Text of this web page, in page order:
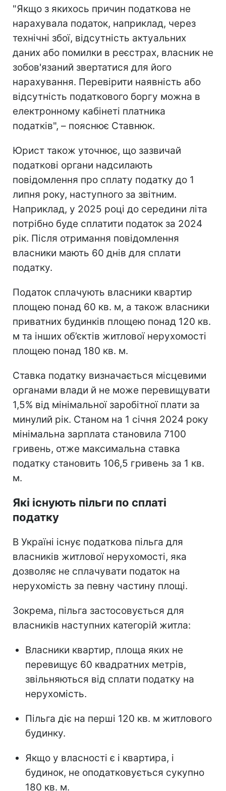
"Якщо з якихось причин податкова не
нарахувала податок, наприклад, через
технічні збої, відсутність актуальних
даних або помилки в реєстрах, власник не
зобов'язаний звертатися для його
нарахування. Перевірити наявність або
відсутність податкового боргу можна в
електронному кабінеті платника
податків", – пояснює Ставнюк.
Юрист також уточнює, що зазвичай
податкові органи надсилають
повідомлення про сплату податку до 1
липня року, наступного за звітним.
Наприклад, у 2025 році до середини літа
потрібно буде сплатити податок за 2024
рік. Після отримання повідомлення
власники мають 60 днів для сплати
податку.
Податок сплачують власники квартир
площею понад 60 кв. м, а також власники
приватних будинків площею понад 120 кв.
м та інших об’єктів житлової нерухомості
площею понад 180 кв. м.
Ставка податку визначається місцевими
органами влади й не може перевищувати
1,5% від мінімальної заробітної плати за
минулий рік. Станом на 1 січня 2024 року
мінімальна зарплата становила 7100
гривень, отже максимальна ставка
податку становить 106,5 гривень за 1 кв.
м.
Які існують пільги по сплаті
податку
В Україні існує податкова пільга для
власників житлової нерухомості, яка
дозволяє не сплачувати податок на
нерухомість за певну частину площі.
Зокрема, пільга застосовується для
власників наступних категорій житла:
Власники квартир, площа яких не
перевищує 60 квадратних метрів,
звільняються від сплати податку на
нерухомість.
Пільга діє на перші 120 кв. м житлового
будинку.
Якщо у власності є і квартира, і
будинок, не оподатковується сукупно
180 кв. м.